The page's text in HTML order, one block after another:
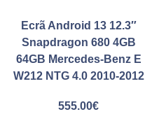
Ecrã Android 13 12.3″
Snapdragon 680 4GB
64GB Mercedes-Benz E
W212 NTG 4.0 2010-2012
555.00€